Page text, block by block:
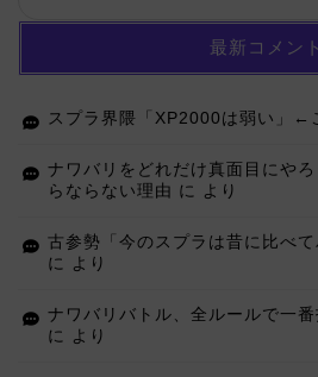
最新コメント
スプラ界隈「XP2000は弱い」←
ナワバリをどれだけ真面目にや
らならない理由 に より
古参勢「今のスプラは昔に比べ
に より
ナワバリバトル、全ルールで一
に より